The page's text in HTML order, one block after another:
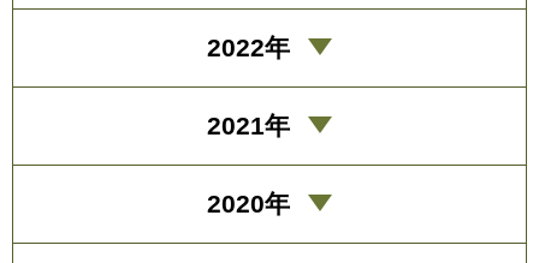
2022年
2021年
2020年